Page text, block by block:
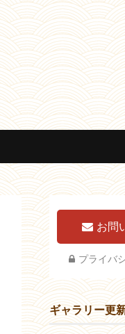
お問
プライバ
ギャラリー更